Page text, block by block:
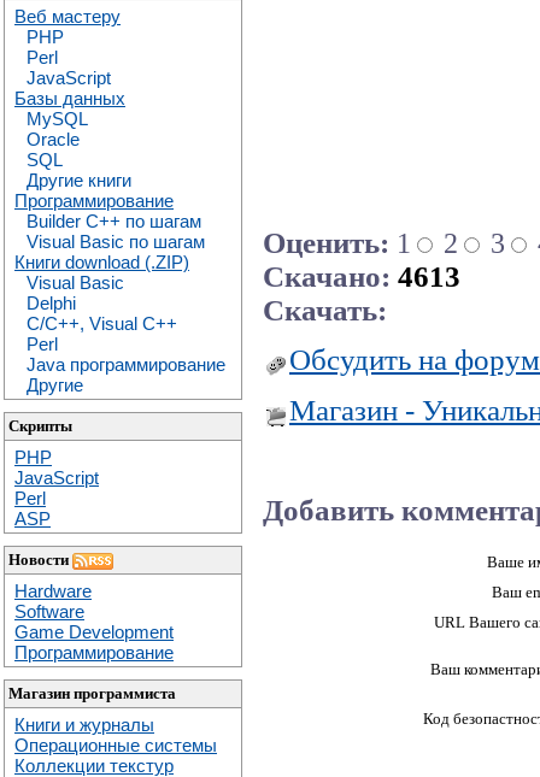
Веб мастеру
PHP
Perl
JavaScript
Базы данных
MySQL
Oracle
SQL
Другие книги
Программирование
Builder C++ по шагам
Visual Basic по шагам
Книги download (.ZIP)
Visual Basic
Delphi
C/C++, Visual C++
Perl
Java программирование
Другие
Скрипты
PHP
JavaScript
Perl
ASP
Новости
Hardware
Software
Game Development
Программирование
Магазин программиста
Книги и журналы
Операционные системы
Коллекции текстур
Оценить: 1 2 3
Скачано: 4613
Скачать:
Обсудить на
Магазин -
Добавить
Ваше
Ваш
URL Вашего
Ваш
Код